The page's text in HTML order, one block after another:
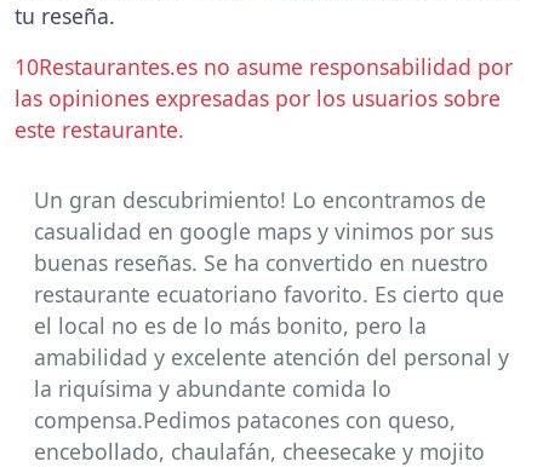
tu reseña.
10Restaurantes.es no asume responsabilidad por
las opiniones expresadas por los usuarios sobre
este restaurante.
Un gran descubrimiento! Lo encontramos de
casualidad en google maps y vinimos por sus
buenas reseñas. Se ha convertido en nuestro
restaurante ecuatoriano favorito. Es cierto que
el local no es de lo más bonito, pero la
amabilidad y excelente atención del personal y
la riquísima y abundante comida lo
compensa.Pedimos patacones con queso,
encebollado, chaulafán, cheesecake y mojito